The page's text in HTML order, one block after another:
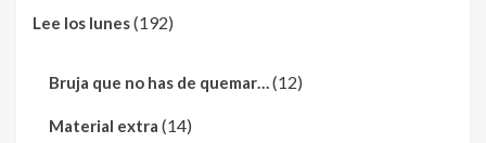
Lee los lunes(192)
Bruja que no has de quemar…(12)
Material extra (14)